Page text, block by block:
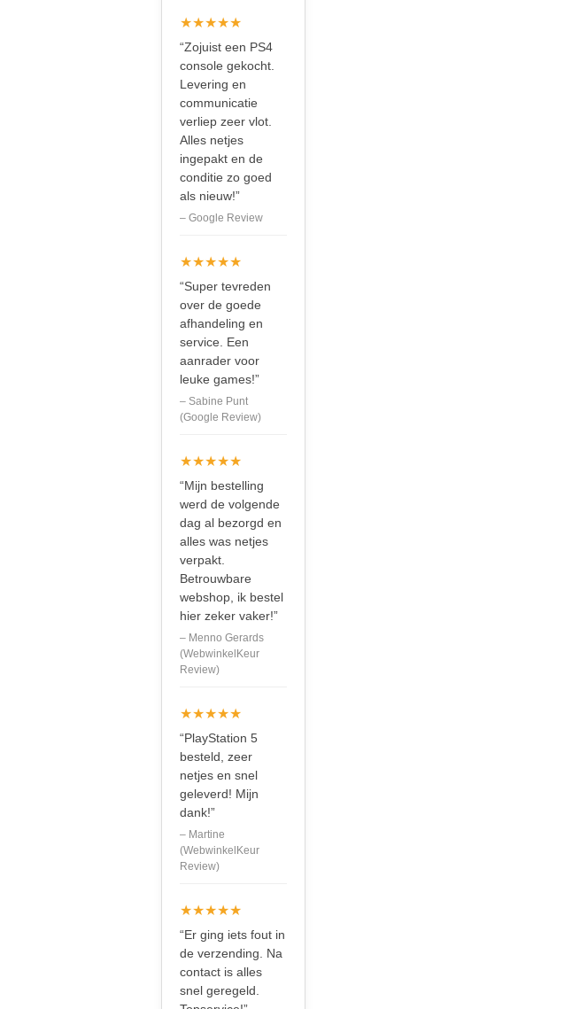
★★★★★
“Zojuist een PS4
console gekocht.
Levering en
communicatie
verliep zeer vlot.
Alles netjes
ingepakt en de
conditie zo goed
als nieuw!”
– Google Review
★★★★★
“Super tevreden
over de goede
afhandeling en
service. Een
aanrader voor
leuke games!”
– Sabine Punt
(Google Review)
★★★★★
“Mijn bestelling
werd de volgende
dag al bezorgd en
alles was netjes
verpakt.
Betrouwbare
webshop, ik bestel
hier zeker vaker!”
– Menno Gerards
(WebwinkelKeur
Review)
★★★★★
“PlayStation 5
besteld, zeer
netjes en snel
geleverd! Mijn
dank!”
– Martine
(WebwinkelKeur
Review)
★★★★★
“Er ging iets fout in
de verzending. Na
contact is alles
snel geregeld.